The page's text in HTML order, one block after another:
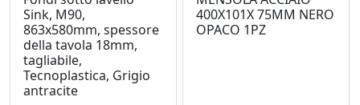
Sink, M90,
863x580mm, spessore
della tavola 18mm,
tagliabile,
Tecnoplastica, Grigio
antracite
400X101X 75MM NERO
OPACO 1PZ